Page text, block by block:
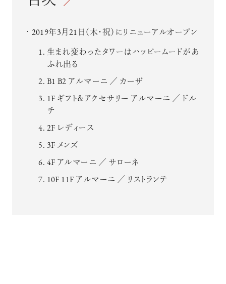
2019年3月21日（木・祝）にリニューアルオープン
生まれ変わったタワーはハッピームードがあ
ふれ出る
B1 B2 アルマーニ ／ カーザ
1F ギフト＆アクセサリー アルマーニ ／ ドル
チ
2F レディース
3F メンズ
4F アルマーニ ／ サローネ
10F 11F アルマーニ ／ リストランテ